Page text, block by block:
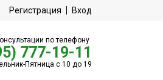
Регистрация Вход
по телефону
777-19-11
Пятница с 10 до 19